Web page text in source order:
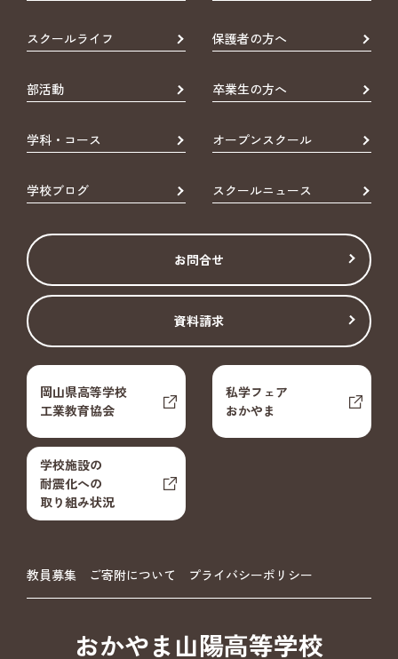
スクールライフ 保護者の方へ
部活動 卒業生の方へ
学科・コース オープンスクール
学校ブログ スクールニュース
お問合せ
資料請求
岡山県高等学校
工業教育協会
私学フェア
おかやま
学校施設の
耐震化への
取り組み状況
教員募集 ご寄附について プライバシーポリシー
おかやま山陽高等学校